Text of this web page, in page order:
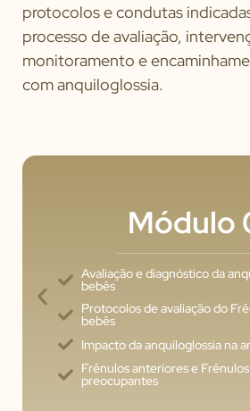
protocolos e condutas
processo de avaliação,
monitoramento e
com anquiloglossia.
Módulo
Avaliação e diagnóstico da
bebês
Protocolos de avaliação do
bebês
Impacto da anquiloglossia na
Frênulos anteriores e
preocupantes